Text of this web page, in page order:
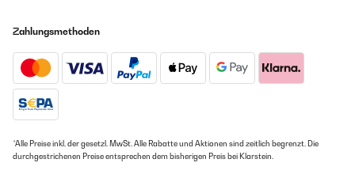
Zahlungsmethoden
*Alle Preise inkl. der gesetzl. MwSt. Alle Rabatte und Aktionen sind zeitlich begrenzt. Die
durchgestrichenen Preise entsprechen dem bisherigen Preis bei Klarstein.